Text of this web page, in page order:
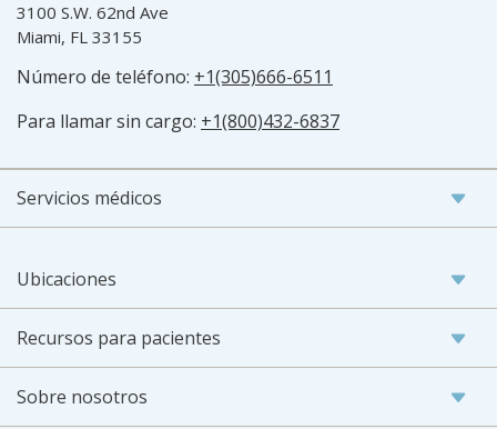
3100 S.W. 62nd Ave
Miami, FL 33155
Número de teléfono: +1(305)666-6511
Para llamar sin cargo: +1(800)432-6837
Servicios médicos
Ubicaciones
Recursos para pacientes
Sobre nosotros